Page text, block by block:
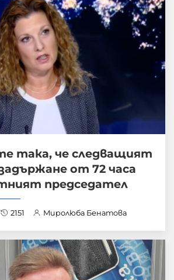
така, че следващият
от 72 часа
председател
2151 Миролюба Бенатова